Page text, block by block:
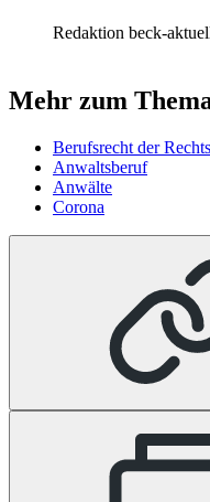
Redaktion beck-
Mehr zum
Berufsrecht der
Anwaltsberuf
Anwälte
Corona